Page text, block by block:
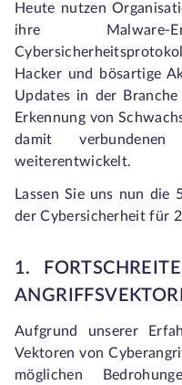
Heute nutzen
ihre Malware-
Hacker und bösartige
Updates in der
Erkennung von
damit verbundenen
weiterentwickelt.
Lassen Sie uns nun die
der Cybersicherheit für
1.
Aufgrund unserer
Vektoren von
möglichen